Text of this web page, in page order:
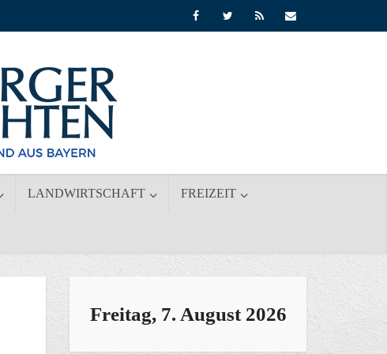
LANDWIRTSCHAFT FREIZEIT
Freitag, 7. August 2026